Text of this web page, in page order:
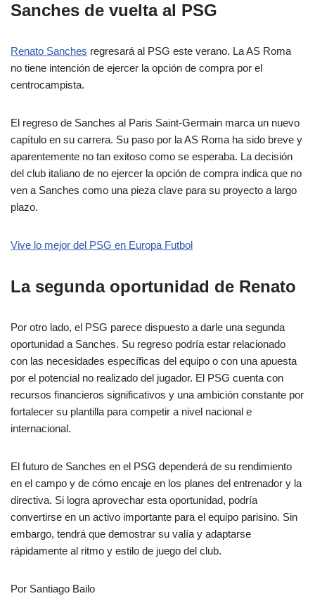
Sanches de vuelta al PSG
Renato Sanches regresará al PSG este verano. La AS Roma
no tiene intención de ejercer la opción de compra por el
centrocampista.
El regreso de Sanches al Paris Saint-Germain marca un nuevo
capítulo en su carrera. Su paso por la AS Roma ha sido breve y
aparentemente no tan exitoso como se esperaba. La decisión
del club italiano de no ejercer la opción de compra indica que no
ven a Sanches como una pieza clave para su proyecto a largo
plazo.
Vive lo mejor del PSG en Europa Futbol
La segunda oportunidad de Renato
Por otro lado, el PSG parece dispuesto a darle una segunda
oportunidad a Sanches. Su regreso podría estar relacionado
con las necesidades específicas del equipo o con una apuesta
por el potencial no realizado del jugador. El PSG cuenta con
recursos financieros significativos y una ambición constante por
fortalecer su plantilla para competir a nivel nacional e
internacional.
El futuro de Sanches en el PSG dependerá de su rendimiento
en el campo y de cómo encaje en los planes del entrenador y la
directiva. Si logra aprovechar esta oportunidad, podría
convertirse en un activo importante para el equipo parisino. Sin
embargo, tendrá que demostrar su valía y adaptarse
rápidamente al ritmo y estilo de juego del club.
Por Santiago Bailo